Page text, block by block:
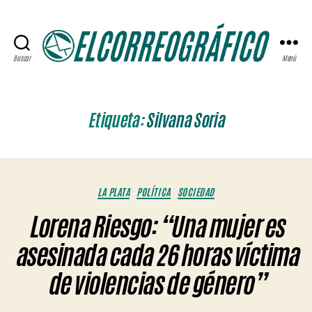
Buscar Menú
Etiqueta:Silvana Soria
Categorías
LA PLATA POLÍTICA SOCIEDAD
Lorena Riesgo: “Una mujer es
asesinada cada 26 horas víctima
de violencias de género”